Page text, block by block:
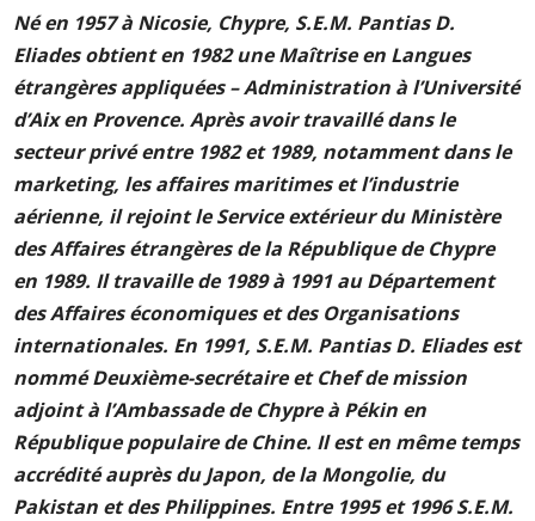
Né en 1957 à Nicosie, Chypre, S.E.M. Pantias D.
Eliades obtient en 1982 une Maîtrise en Langues
étrangères appliquées – Administration à l’Université
d’Aix en Provence. Après avoir travaillé dans le
secteur privé entre 1982 et 1989, notamment dans le
marketing, les affaires maritimes et l’industrie
aérienne, il rejoint le Service extérieur du Ministère
des Affaires étrangères de la République de Chypre
en 1989. Il travaille de 1989 à 1991 au Département
des Affaires économiques et des Organisations
internationales. En 1991, S.E.M. Pantias D. Eliades est
nommé Deuxième-secrétaire et Chef de mission
adjoint à l’Ambassade de Chypre à Pékin en
République populaire de Chine. Il est en même temps
accrédité auprès du Japon, de la Mongolie, du
Pakistan et des Philippines. Entre 1995 et 1996 S.E.M.